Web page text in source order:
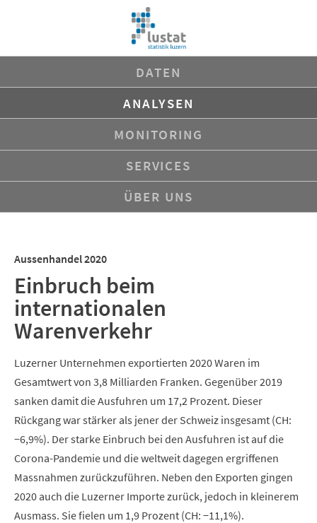
DATEN
ANALYSEN
MONITORING
SERVICES
ÜBER UNS
Aussenhandel 2020
Einbruch beim
internationalen
Warenverkehr
Luzerner Unternehmen exportierten 2020 Waren im
Gesamtwert von 3,8 Milliarden Franken. Gegenüber 2019
sanken damit die Ausfuhren um 17,2 Prozent. Dieser
Rückgang war stärker als jener der Schweiz insgesamt (CH:
−6,9%). Der starke Einbruch bei den Ausfuhren ist auf die
Corona-Pandemie und die weltweit dagegen ergriffenen
Massnahmen zurückzuführen. Neben den Exporten gingen
2020 auch die Luzerner Importe zurück, jedoch in kleinerem
Ausmass. Sie fielen um 1,9 Prozent (CH: −11,1%).